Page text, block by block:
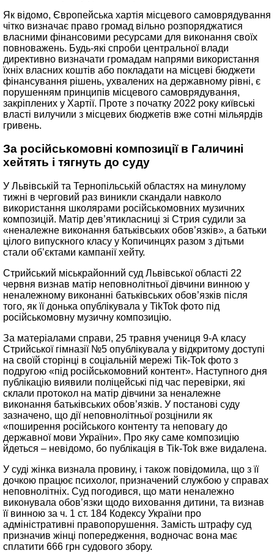
Як відомо, Європейська хартія місцевого самоврядування
чітко визначає право громад вільно розпоряджатися
власними фінансовими ресурсами для виконання своїх
повноважень. Будь-які спроби центральної влади
директивно визначати громадам напрями використання
їхніх власних коштів або покладати на місцеві бюджети
фінансування рішень, ухвалених на державному рівні, є
порушенням принципів місцевого самоврядування,
закріплених у Хартії. Проте з початку 2022 року київські
власті вилучили з місцевих бюджетів вже сотні мільярдів
гривень.
За російськомовні композиції в Галичині
хейтять і тягнуть до суду
У Львівській та Тернопільській областях на минулому
тижні в черговий раз виникли скандали навколо
використання школярами російськомовних музичних
композицій. Матір дев’ятикласниці зі Стрия судили за
«неналежне виконання батьківських обов’язків», а батьки
цілого випускного класу у Копичинцях разом з дітьми
стали об’єктами кампанії хейту.
Стрийський міськрайонний суд Львівської області 22
червня визнав матір неповнолітньої дівчини винною у
неналежному виконанні батьківських обов’язків після
того, як її донька опублікувала у TikTok фото під
російськомовну музичну композицію.
За матеріалами справи, 25 травня учениця 9-А класу
Стрийської гімназії №5 опублікувала у відкритому доступі
на своїй сторінці в соціальній мережі Tik-Tok фото з
подругою «під російськомовний контент». Наступного дня
публікацію виявили поліцейські під час перевірки, які
склали протокол на матір дівчини за неналежне
виконання батьківських обов’язків. У постанові суду
зазначено, що дії неповнолітньої розцінили як
«поширення російського контенту та неповагу до
державної мови України». Про яку саме композицію
йдеться – невідомо, бо публікація в Tik-Tok вже видалена.
У суді жінка визнала провину, і також повідомила, що з її
дочкою працює психолог, призначений службою у справах
неповнолітніх. Суд погодився, що мати неналежно
виконувала обов’язки щодо виховання дитини, та визнав
її винною за ч. 1 ст. 184 Кодексу України про
адміністративні правопорушення. Замість штрафу суд
призначив жінці попередження, водночас вона має
сплатити 666 грн судового збору.